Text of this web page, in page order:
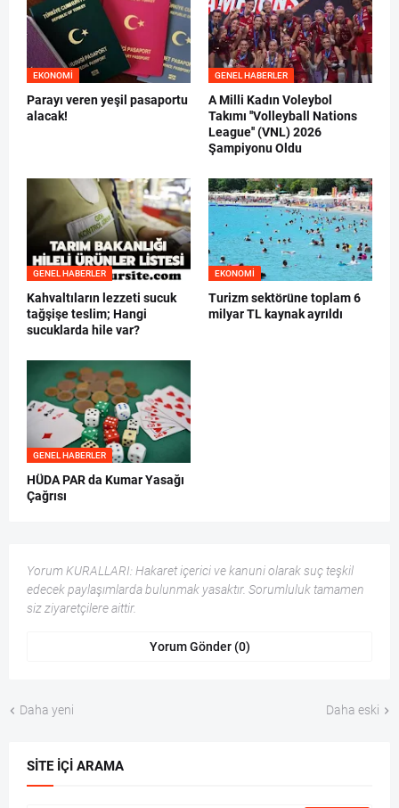
EKONOMI
Parayı veren yeşil pasaportu
alacak!
GENEL HABERLER
A Milli Kadın Voleybol
Takımı ''Volleyball Nations
League'' (VNL) 2026
Şampiyonu Oldu
GENEL HABERLER
Kahvaltıların lezzeti sucuk
tağşişe teslim; Hangi
sucuklarda hile var?
EKONOMI
Turizm sektörüne toplam 6
milyar TL kaynak ayrıldı
GENEL HABERLER
HÜDA PAR da Kumar Yasağı
Çağrısı
Yorum KURALLARI: Hakaret içerici ve kanuni olarak suç teşkil
edecek paylaşımlarda bulunmak yasaktır. Sorumluluk tamamen
siz ziyaretçilere aittir.
Yorum Gönder (0)
Daha yeni Daha eski
SITE İÇI ARAMA